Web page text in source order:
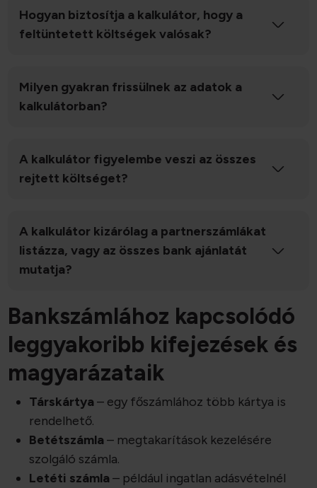
Hogyan biztosítja a kalkulátor, hogy a
feltüntetett költségek valósak?
Milyen gyakran frissülnek az adatok a
kalkulátorban?
A kalkulátor figyelembe veszi az összes
rejtett költséget?
A kalkulátor kizárólag a partnerszámlákat
listázza, vagy az összes bank ajánlatát
mutatja?
Bankszámlához kapcsolódó
leggyakoribb kifejezések és
magyarázataik
Társkártya– egy főszámlához több kártya is
rendelhető.
Betétszámla– megtakarítások kezelésére
szolgáló számla.
Letéti számla– például ingatlan adásvételnél